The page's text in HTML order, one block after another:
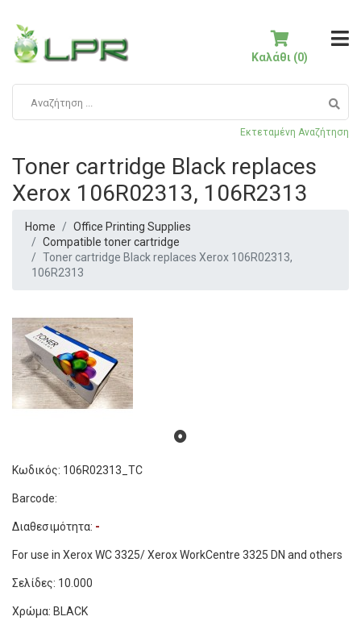
Εκτεταμένη Αναζήτηση
Καλάθι (0)
Toner cartridge Black replaces
Xerox 106R02313, 106R2313
Home
Office Printing Supplies
Compatible toner cartridge
Toner cartridge Black replaces Xerox 106R02313,
106R2313
Κωδικός: 106R02313_TC
Barcode:
Διαθεσιμότητα: -
For use in Xerox WC 3325/ Xerox WorkCentre 3325 DN and others
Σελίδες: 10.000
Χρώμα: BLACK